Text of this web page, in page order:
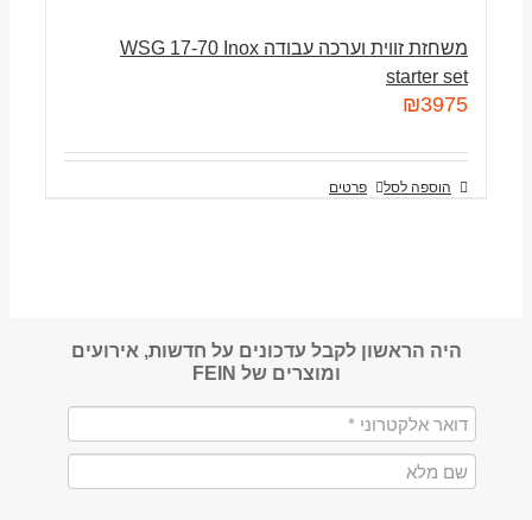
משחזת זווית וערכה עבודה WSG 17-70 Inox
starter set
₪3975
הוספה לסל פרטים
היה הראשון לקבל עדכונים על חדשות, אירועים
ומוצרים של FEIN